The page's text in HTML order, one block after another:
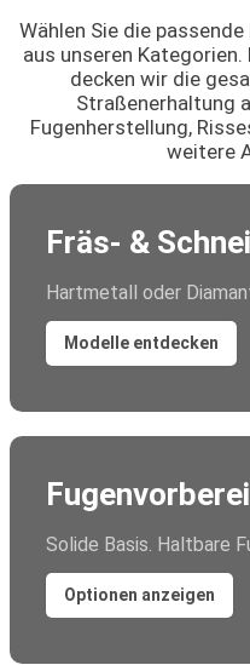
Wählen Sie die
aus unseren
decken wir die
Straßenerhaltung
Fugenherstellung,
weitere
Fräs- &
Hartmetall oder
Modelle entdecken
Solide Basis. Haltbare
Optionen anzeigen